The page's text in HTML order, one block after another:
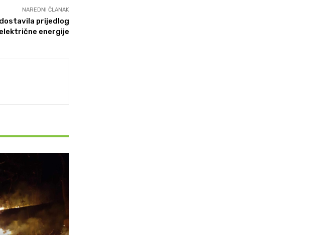
NAREDNI ČLANAK
prijedlog
energije